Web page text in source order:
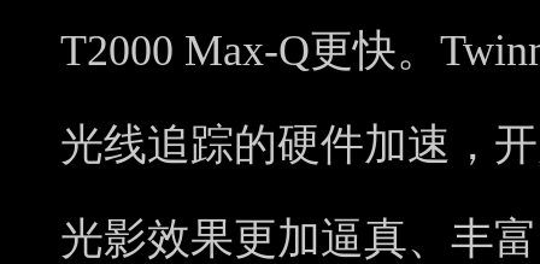
T2000 Max-Q更快。
光线追踪的硬件加速，
光影效果更加逼真、丰